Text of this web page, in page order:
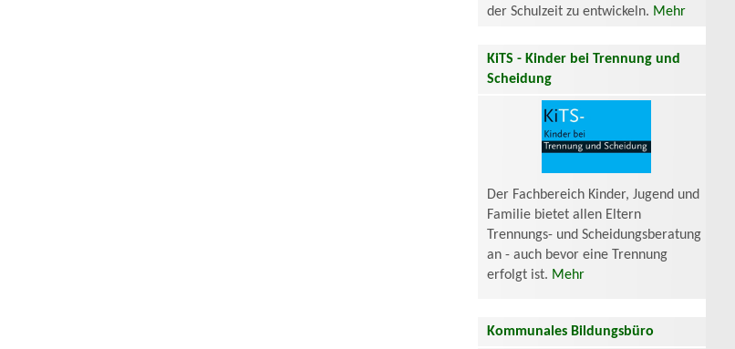
der Schulzeit zu entwickeln. Mehr
KiTS - Kinder bei Trennung und
Scheidung
Der Fachbereich Kinder, Jugend und
Familie bietet allen Eltern
Trennungs- und Scheidungsberatung
an - auch bevor eine Trennung
erfolgt ist. Mehr
Kommunales Bildungsbüro